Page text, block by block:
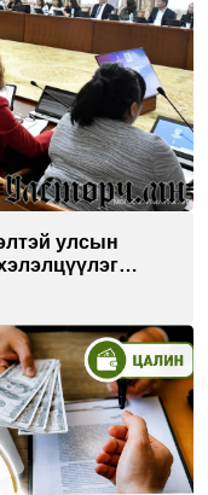
улсын